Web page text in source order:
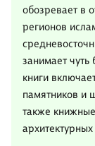
обозревает в
регионов
занимает чуть
книги
памятников и
также